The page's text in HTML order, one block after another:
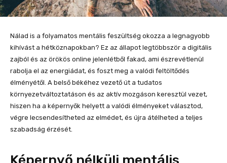
Nálad is a folyamatos mentális feszültség okozza a legnagyobb
kihívást a hétköznapokban? Ez az állapot legtöbbször a digitális
zajból és az örökös online jelenlétből fakad, ami észrevétlenül
rabolja el az energiádat, és foszt meg a valódi feltöltődés
élményétől. A belső békéhez vezető út a tudatos
környezetváltoztatáson és az aktív mozgáson keresztül vezet,
hiszen ha a képernyők helyett a valódi élményeket választod,
végre lecsendesítheted az elmédet, és újra átélheted a teljes
szabadság érzését.